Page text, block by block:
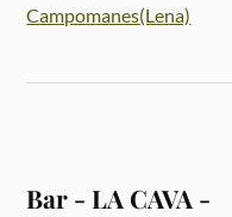
Campomanes(Lena)
Bar - LA CAVA -